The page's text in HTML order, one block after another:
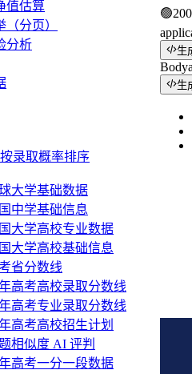
值估算
分页）
分析
录取概率排序
大学基础数据
中学基础信息
大学高校专业数据
大学高校基础信息
省分数线
高考高校录取分数线
高考专业录取分数线
高考高校招生计划
相似度 AI 评判
高考一分一段数据
🟢200
生
Body
生